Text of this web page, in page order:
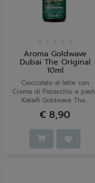
Aroma Goldwave
Dubai The Original
10ml
Cioccolato al latte con
Crema di Pistacchio e
Kataifi Goldwave The...
€ 8,90